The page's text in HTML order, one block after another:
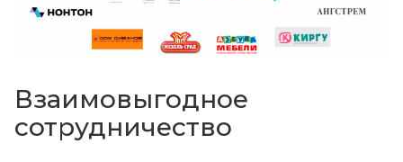
Взаимовыгодное
сотрудничество